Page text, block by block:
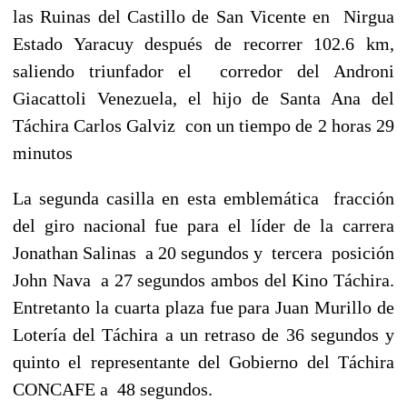
las Ruinas del Castillo de San Vicente en Nirgua
Estado Yaracuy después de recorrer 102.6 km,
saliendo triunfador el corredor del Androni
Giacattoli Venezuela, el hijo de Santa Ana del
Táchira Carlos Galviz con un tiempo de 2 horas 29
minutos
La segunda casilla en esta emblemática fracción
del giro nacional fue para el líder de la carrera
Jonathan Salinas a 20 segundos y tercera posición
John Nava a 27 segundos ambos del Kino Táchira.
Entretanto la cuarta plaza fue para Juan Murillo de
Lotería del Táchira a un retraso de 36 segundos y
quinto el representante del Gobierno del Táchira
CONCAFE a 48 segundos.